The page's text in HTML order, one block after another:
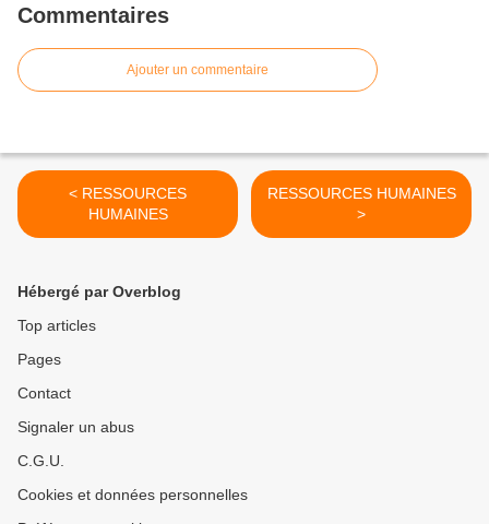
Commentaires
Ajouter un commentaire
< RESSOURCES
HUMAINES
RESSOURCES HUMAINES
>
Hébergé par Overblog
Top articles
Pages
Contact
Signaler un abus
C.G.U.
Cookies et données personnelles